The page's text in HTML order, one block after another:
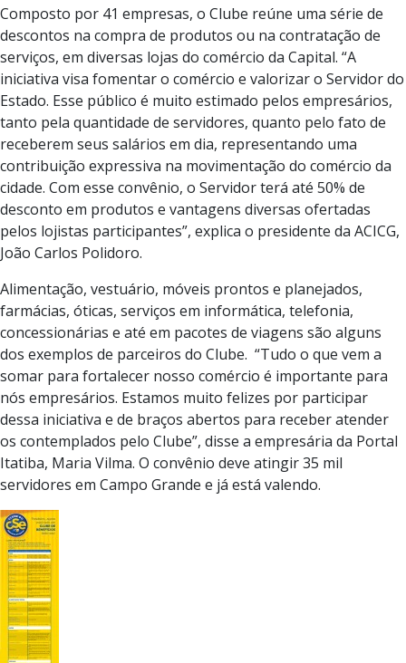
Composto por 41 empresas, o Clube reúne uma série de
descontos na compra de produtos ou na contratação de
serviços, em diversas lojas do comércio da Capital. “A
iniciativa visa fomentar o comércio e valorizar o Servidor do
Estado. Esse público é muito estimado pelos empresários,
tanto pela quantidade de servidores, quanto pelo fato de
receberem seus salários em dia, representando uma
contribuição expressiva na movimentação do comércio da
cidade. Com esse convênio, o Servidor terá até 50% de
desconto em produtos e vantagens diversas ofertadas
pelos lojistas participantes”, explica o presidente da ACICG,
João Carlos Polidoro.
Alimentação, vestuário, móveis prontos e planejados,
farmácias, óticas, serviços em informática, telefonia,
concessionárias e até em pacotes de viagens são alguns
dos exemplos de parceiros do Clube. “Tudo o que vem a
somar para fortalecer nosso comércio é importante para
nós empresários. Estamos muito felizes por participar
dessa iniciativa e de braços abertos para receber atender
os contemplados pelo Clube”, disse a empresária da Portal
Itatiba, Maria Vilma. O convênio deve atingir 35 mil
servidores em Campo Grande e já está valendo.